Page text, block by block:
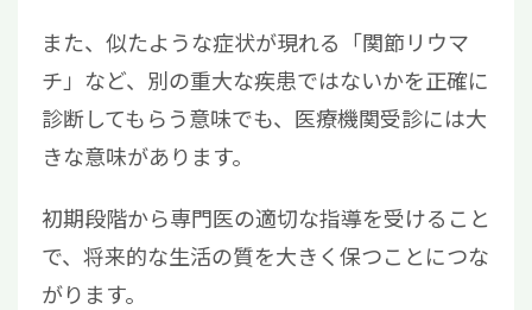
また、似たような症状が現れる「関節リウマ
チ」など、別の重大な疾患ではないかを正確に
診断してもらう意味でも、医療機関受診には大
きな意味があります。
初期段階から専門医の適切な指導を受けること
で、将来的な生活の質を大きく保つことにつな
がります。